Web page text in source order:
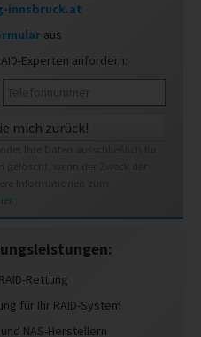
innsbruck.at
aus
Experten anfordern:
Ihre Daten ausschließlich für
.
Rettung
für Ihr RAID-System
NAS-Herstellern